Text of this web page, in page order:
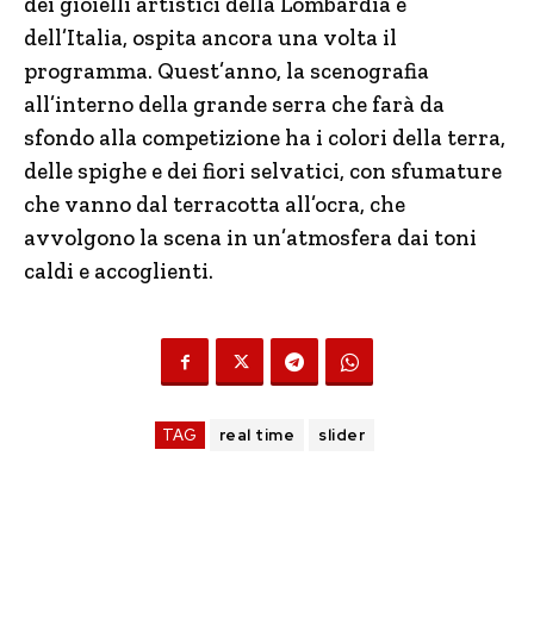
dell’Italia, ospita ancora una volta il
programma. Quest’anno, la scenografia
all’interno della grande serra che farà da
sfondo alla competizione ha i colori della terra,
delle spighe e dei fiori selvatici, con sfumature
che vanno dal terracotta all’ocra, che
avvolgono la scena in un’atmosfera dai toni
caldi e accoglienti.
TAG real time slider